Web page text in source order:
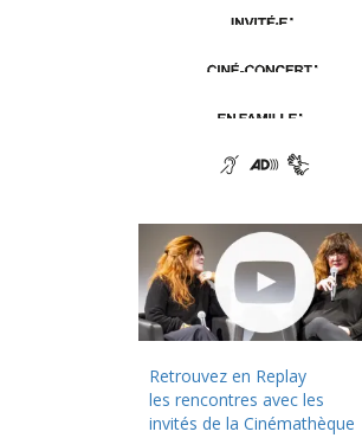
Retrouvez en Replay
les rencontres avec les
invités de la Cinémathèque